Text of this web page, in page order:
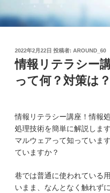
投
稿
日:
2022年2月22日 投稿者: AROUND_60
情報リテラシー
って何？対策は？
情報リテラシー講座！情報
処理技術を簡単に解説しま
マルウェアって知っていま
ていますか？
巷では普通に使われている
いまま、なんとなく触れず